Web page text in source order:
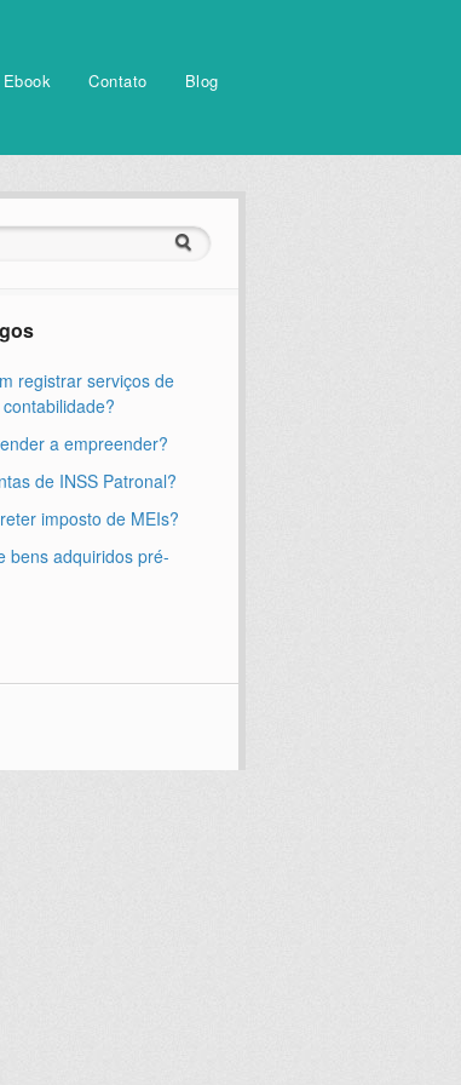
Ebook Contato Blog
registrar serviços de
a empreender?
de INSS Patronal?
imposto de MEIs?
bens adquiridos pré-